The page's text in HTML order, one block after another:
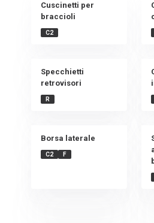
Cuscinetti per
braccioli
C2
Specchietti
retrovisori
R
Borsa laterale
C2 F